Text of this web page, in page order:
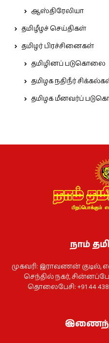
ஆஸ்திரேலியா
தமிழீழச் செய்திகள்
தமிழர் பிரச்சினைகள்
தமிழினப் படுகொலை
தமிழக நதிநீர்
தமிழக மீனவர்ப்
நாம்
முகவரி: இராவணன்
செந்தில் நகர்,
தொலைபேசி: +91 44